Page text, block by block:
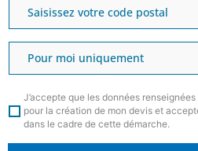
J’accepte que les données
pour la création de mon devis et
dans le cadre de cette démarche.